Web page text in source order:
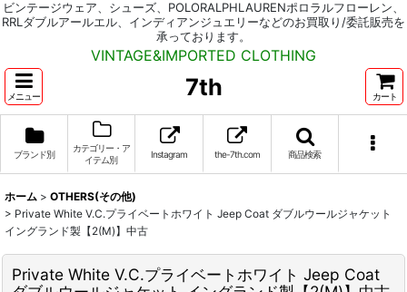
ビンテージウェア、シューズ、POLORALPHLAURENポロラルフローレン、
RRLダブルアールエル、インディアンジュエリーなどのお買取り/委託販売を
承っております。
VINTAGE&IMPORTED CLOTHING
メニュー 7th カート
ブランド別
カテゴリー・ア
イテム別
Instagram the-7th.com 商品検索
ホーム > OTHERS(その他)
> Private White V.C.プライベートホワイト Jeep Coat ダブルウールジャケット
イングランド製【2(M)】中古
Private White V.C.プライベートホワイト Jeep Coat